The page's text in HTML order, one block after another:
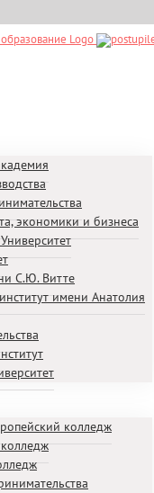
экономики и бизнеса
С.Ю. Витте
имени Анатолия
колледж